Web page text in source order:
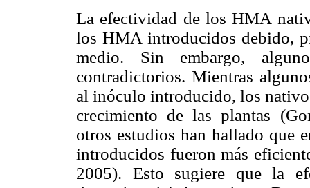
La efectividad de los HMA
los HMA introducidos debido,
medio. Sin embargo,
contradictorios. Mientras
al inóculo introducido, los
crecimiento de las plantas
otros estudios han hallado que
introducidos fueron más
2005). Esto sugiere que la